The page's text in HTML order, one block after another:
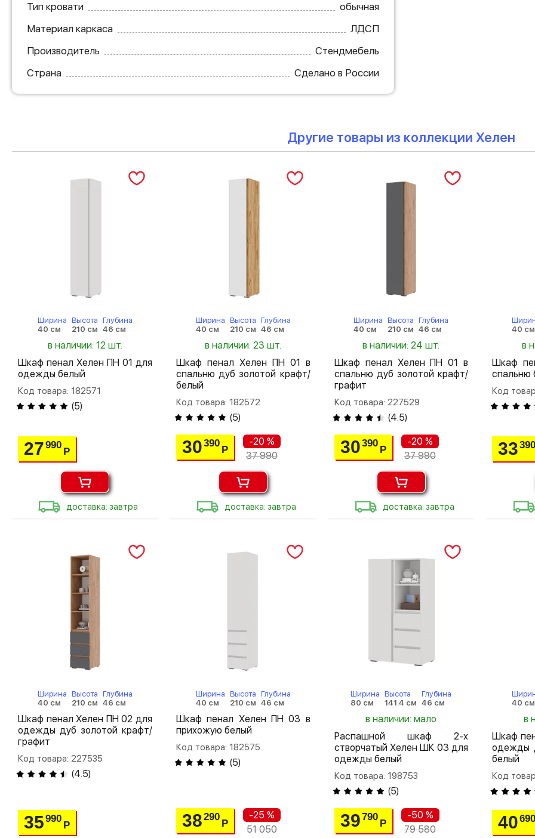
Тип кровати
обычная
Материал каркаса
ЛДСП
Производитель
Стендмебель
Страна
Сделано в России
Другие товары из коллекции Хелен
Ширина
40 см
Высота
210 см
Глубина
46 см
в наличии: 12 шт.
Шкаф пенал Хелен ПН 01 для
одежды белый
Код товара: 182571
(5)
27990
Р
доставка: завтра
Ширина
40 см
Высота
210 см
Глубина
46 см
в наличии: 23 шт.
Шкаф пенал Хелен ПН 01 в
спальню дуб золотой крафт/
белый
Код товара: 182572
(5)
30390
Р
-20 %
37 990
доставка: завтра
Ширина
40 см
Высота
210 см
Глубина
46 см
в наличии: 24 шт.
Шкаф пенал Хелен ПН 01 в
спальню дуб золотой крафт/
графит
Код товара: 227529
(4.5)
30390
Р
-20 %
37 990
доставка: завтра
40 см
в
Шкаф
спальню
Код
33390
Ширина
40 см
Высота
210 см
Глубина
46 см
Шкаф пенал Хелен ПН 02 для
одежды дуб золотой крафт/
графит
Код товара: 227535
(4.5)
35990
Р
Ширина
40 см
Высота
210 см
Глубина
46 см
Шкаф пенал Хелен ПН 03 в
прихожую белый
Код товара: 182575
(5)
38290
Р
-25 %
51 050
Ширина
80 см
Высота
141.4 см
Глубина
46 см
в наличии: мало
Распашной шкаф 2-х
створчатый Хелен ШК 03 для
одежды белый
Код товара: 198753
(5)
39790
Р
-50 %
79 580
40 см
в
Шкаф
одежды
белый
Код
40690